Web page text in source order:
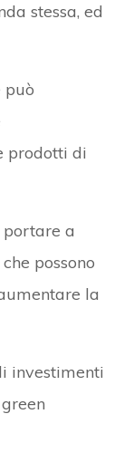
stessa, ed
può
prodotti di
portare a
possono
la
investimenti